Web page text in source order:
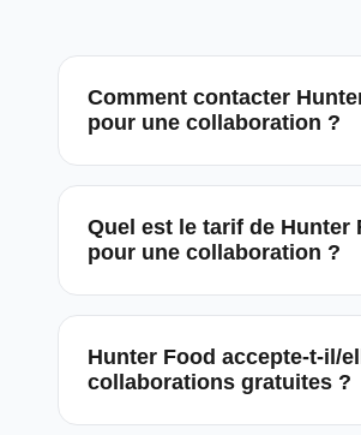
Comment contacter
pour une collaboration ?
Quel est le tarif de Hunter
pour une collaboration ?
Hunter Food accepte-t-il/
collaborations gratuites ?